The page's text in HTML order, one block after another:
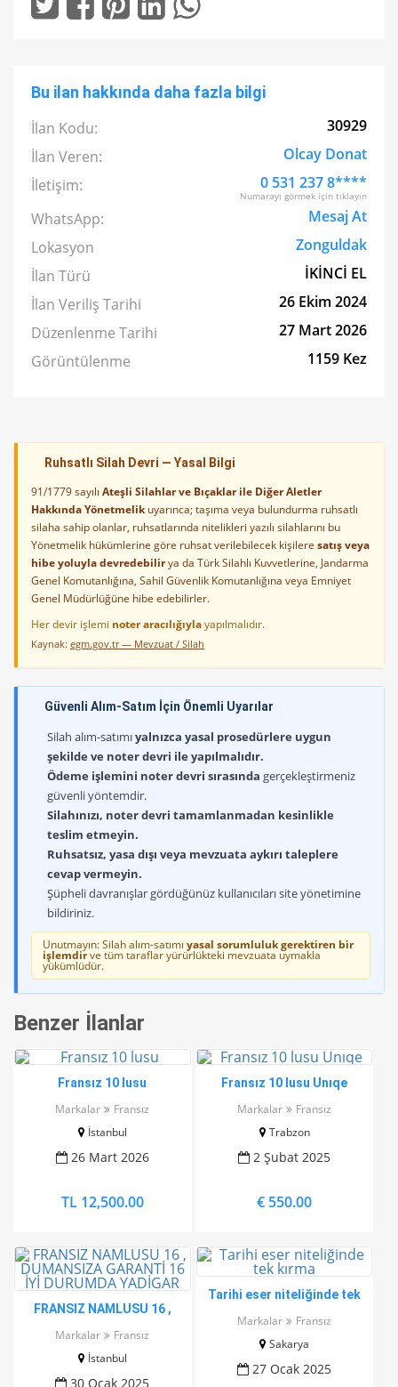
Bu ilan hakkında daha fazla bilgi
İlan Kodu:
30929
İlan Veren:
Olcay Donat
İletişim:
0 531 237 8****
Numarayı görmek için tıklayın
WhatsApp:
Mesaj At
Lokasyon
Zonguldak
İlan Türü
İKİNCİ EL
İlan Veriliş Tarihi
26 Ekim 2024
Düzenlenme Tarihi
27 Mart 2026
Görüntülenme
1159 Kez
Ruhsatlı Silah Devri — Yasal Bilgi
91/1779 sayılı Ateşli Silahlar ve Bıçaklar ile Diğer Aletler
Hakkında Yönetmelikuyarınca; taşıma veya bulundurma ruhsatlı
silaha sahip olanlar, ruhsatlarında nitelikleri yazılı silahlarını bu
Yönetmelik hükümlerine göre ruhsat verilebilecek kişilere satış veya
hibe yoluyla devredebilirya da Türk Silahlı Kuvvetlerine, Jandarma
Genel Komutanlığına, Sahil Güvenlik Komutanlığına veya Emniyet
Genel Müdürlüğüne hibe edebilirler.
Her devir işlemi noter aracılığıylayapılmalıdır.
Kaynak: egm.gov.tr — Mevzuat / Silah
Güvenli Alım-Satım İçin Önemli Uyarılar
Silah alım-satımıyalnızca yasal prosedürlere uygun
şekilde ve noter devri ile yapılmalıdır.
Ödeme işlemini noter devri sırasında gerçekleştirmeniz
güvenli yöntemdir.
Silahınızı, noter devri tamamlanmadan kesinlikle
teslim etmeyin.
Ruhsatsız, yasa dışı veya mevzuata aykırı taleplere
cevap vermeyin.
Şüpheli davranışlar gördüğünüz kullanıcıları site yönetimine
bildiriniz.
Unutmayın: Silah alım-satımı yasal sorumluluk gerektiren bir
işlemdirve tüm taraflar yürürlükteki mevzuata uymakla
yükümlüdür.
Benzer İlanlar
Fransız 10 lusu
Markalar
Fransız
İstanbul
26 Mart 2026
TL 12,500.00
Fransız 10 lusu Unıqe
Markalar
Fransız
Trabzon
2 Şubat 2025
€ 550.00
FRANSIZ NAMLUSU 16 ,
Markalar
Fransız
İstanbul
30 Ocak 2025
Tarihi eser niteliğinde tek
Markalar
Fransız
Sakarya
27 Ocak 2025